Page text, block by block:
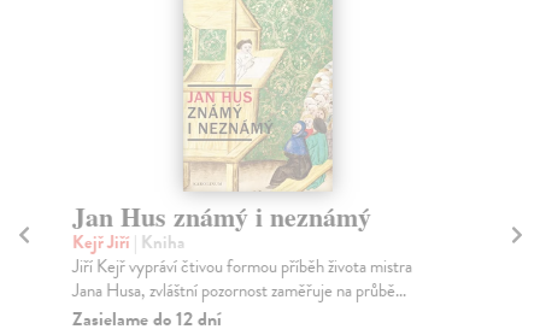
Jan Hus známý i neznámý
Kejř Jiří | Kniha
Jiří Kejř vypráví čtivou formou příběh života mistra
Jana Husa, zvláštní pozornost zaměřuje na průbě...
Zasielame do 12 dní